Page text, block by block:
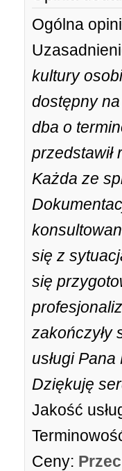
Ogólna
kultury
dostępny
dba o
przedstawił
Każda ze
się z
się
zakończyły
usługi
Dziękuję
Jakość
Ceny: